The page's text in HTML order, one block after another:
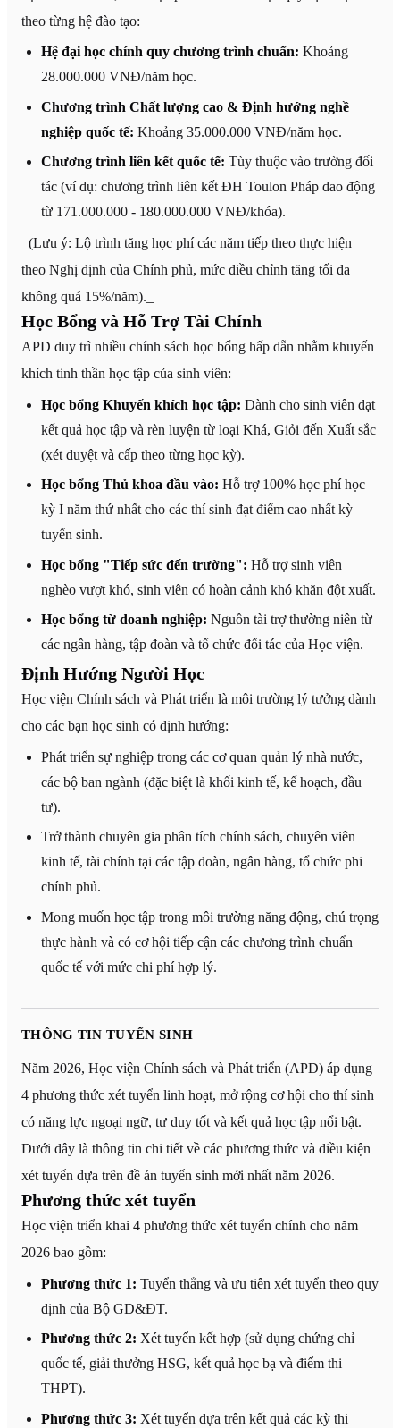
theo từng hệ đào tạo:
Hệ đại học chính quy chương trình chuẩn: Khoảng
28.000.000 VNĐ/năm học.
Chương trình Chất lượng cao & Định hướng nghề
nghiệp quốc tế: Khoảng 35.000.000 VNĐ/năm học.
Chương trình liên kết quốc tế: Tùy thuộc vào trường đối
tác (ví dụ: chương trình liên kết ĐH Toulon Pháp dao động
từ 171.000.000 - 180.000.000 VNĐ/khóa).
_(Lưu ý: Lộ trình tăng học phí các năm tiếp theo thực hiện
theo Nghị định của Chính phủ, mức điều chỉnh tăng tối đa
không quá 15%/năm)._
Học Bổng và Hỗ Trợ Tài Chính
APD duy trì nhiều chính sách học bổng hấp dẫn nhằm khuyến
khích tinh thần học tập của sinh viên:
Học bổng Khuyến khích học tập: Dành cho sinh viên đạt
kết quả học tập và rèn luyện từ loại Khá, Giỏi đến Xuất sắc
(xét duyệt và cấp theo từng học kỳ).
Học bổng Thủ khoa đầu vào: Hỗ trợ 100% học phí học
kỳ I năm thứ nhất cho các thí sinh đạt điểm cao nhất kỳ
tuyển sinh.
Học bổng "Tiếp sức đến trường": Hỗ trợ sinh viên
nghèo vượt khó, sinh viên có hoàn cảnh khó khăn đột xuất.
Học bổng từ doanh nghiệp: Nguồn tài trợ thường niên từ
các ngân hàng, tập đoàn và tổ chức đối tác của Học viện.
Định Hướng Người Học
Học viện Chính sách và Phát triển là môi trường lý tưởng dành
cho các bạn học sinh có định hướng:
Phát triển sự nghiệp trong các cơ quan quản lý nhà nước,
các bộ ban ngành (đặc biệt là khối kinh tế, kế hoạch, đầu
tư).
Trở thành chuyên gia phân tích chính sách, chuyên viên
kinh tế, tài chính tại các tập đoàn, ngân hàng, tổ chức phi
chính phủ.
Mong muốn học tập trong môi trường năng động, chú trọng
thực hành và có cơ hội tiếp cận các chương trình chuẩn
quốc tế với mức chi phí hợp lý.
THÔNG TIN TUYỂN SINH
Năm 2026, Học viện Chính sách và Phát triển (APD) áp dụng
4 phương thức xét tuyển linh hoạt, mở rộng cơ hội cho thí sinh
có năng lực ngoại ngữ, tư duy tốt và kết quả học tập nổi bật.
Dưới đây là thông tin chi tiết về các phương thức và điều kiện
xét tuyển dựa trên đề án tuyển sinh mới nhất năm 2026.
Phương thức xét tuyển
Học viện triển khai 4 phương thức xét tuyển chính cho năm
2026 bao gồm:
Phương thức 1: Tuyển thẳng và ưu tiên xét tuyển theo quy
định của Bộ GD&ĐT.
Phương thức 2: Xét tuyển kết hợp (sử dụng chứng chỉ
quốc tế, giải thưởng HSG, kết quả học bạ và điểm thi
THPT).
Phương thức 3: Xét tuyển dựa trên kết quả các kỳ thi